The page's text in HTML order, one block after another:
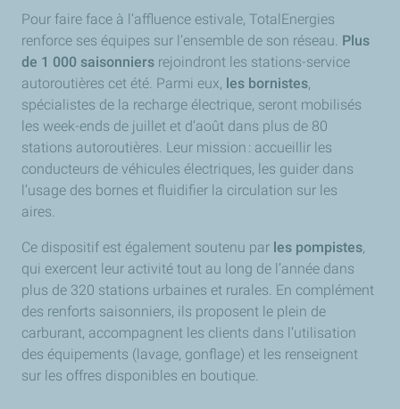
Pour faire face à l’affluence estivale, TotalEnergies
renforce ses équipes sur l’ensemble de son réseau. Plus
de 1 000 saisonniers rejoindront les stations-service
autoroutières cet été. Parmi eux, les bornistes,
spécialistes de la recharge électrique, seront mobilisés
les week-ends de juillet et d’août dans plus de 80
stations autoroutières. Leur mission : accueillir les
conducteurs de véhicules électriques, les guider dans
l’usage des bornes et fluidifier la circulation sur les
aires.
Ce dispositif est également soutenu par les pompistes,
qui exercent leur activité tout au long de l’année dans
plus de 320 stations urbaines et rurales. En complément
des renforts saisonniers, ils proposent le plein de
carburant, accompagnent les clients dans l’utilisation
des équipements (lavage, gonflage) et les renseignent
sur les offres disponibles en boutique.